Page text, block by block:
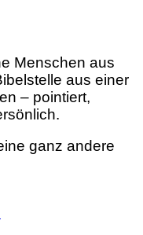
Menschen aus
aus einer
– pointiert,
ganz andere